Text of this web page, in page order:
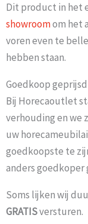
Dit product in het
showroomom het
voren even te
hebben staan.
Goedkoop
Bij Horecaoutlet
verhouding en we
uw
goedkoopste te
anders goedkoper
Soms lijken wij
GRATISversturen.